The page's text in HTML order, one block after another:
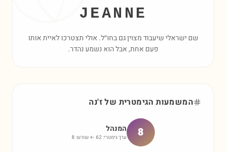
JEANNE
שם ישראלי שיעבוד מצוין גם בחו״ל. אולי תצטרכו לאיית אותו
פעם אחת, אבל הוא נשמע נהדר.
המשמעות הגימטרית שלז'נה
8 המנהל
ערך גימטרי:62 ← שורש: 8